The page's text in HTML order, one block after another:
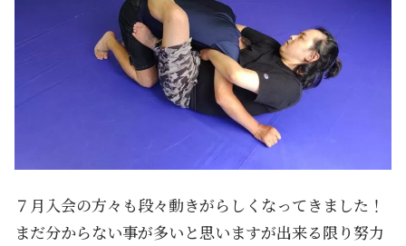
７月入会の方々も段々動きがらしくなってきました！
まだ分からない事が多いと思いますが出来る限り努力